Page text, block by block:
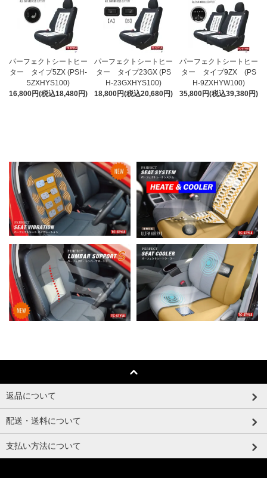
パーフェクトシートヒー
ター タイプ5ZX (PSH-
5ZXHYS100)
16,800円(税込18,480円)
パーフェクトシートヒー
ター タイプ23GX (PS
H-23GXHYS100)
18,800円(税込20,680円)
パーフェクトシートヒー
ター タイプ9ZX (PS
H-9ZXHYW100)
35,800円(税込39,380円)
返品について
配送・送料について
支払い方法について